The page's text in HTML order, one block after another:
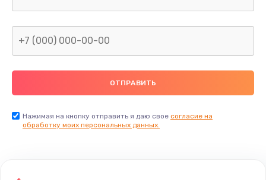
Ремонт капиллярной трубки
400 руб.
Заказать
Нажимая на кнопку отправить я даю свое согласие на
обработку моих персональных данных.